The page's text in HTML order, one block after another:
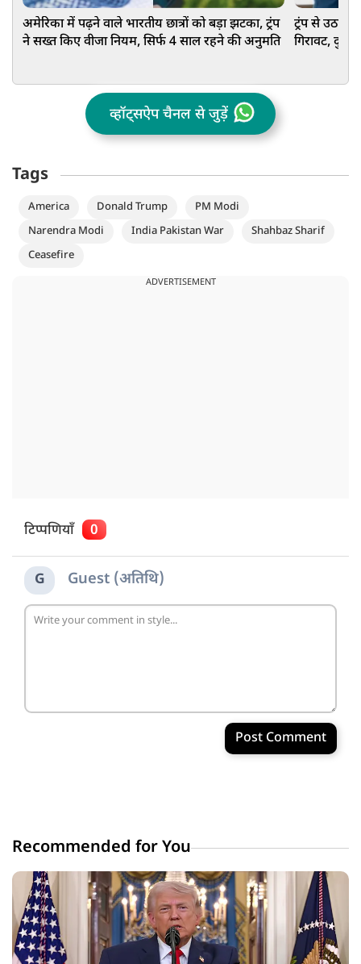
अमेरिका में पढ़ने वाले भारतीय छात्रों को बड़ा झटका, ट्रंप
ने सख्त किए वीजा नियम, सिर्फ 4 साल रहने की अनुमति
ट्रंप से उठा
गिरावट,
व्हॉट्सऐप चैनल से जुड़ें
Tags
America Donald Trump
PM Modi
Narendra Modi
India Pakistan War
Shahbaz Sharif
Ceasefire
ADVERTISEMENT
टिप्पणियाँ 0
G Guest (अतिथि)
Post Comment
Recommended for You